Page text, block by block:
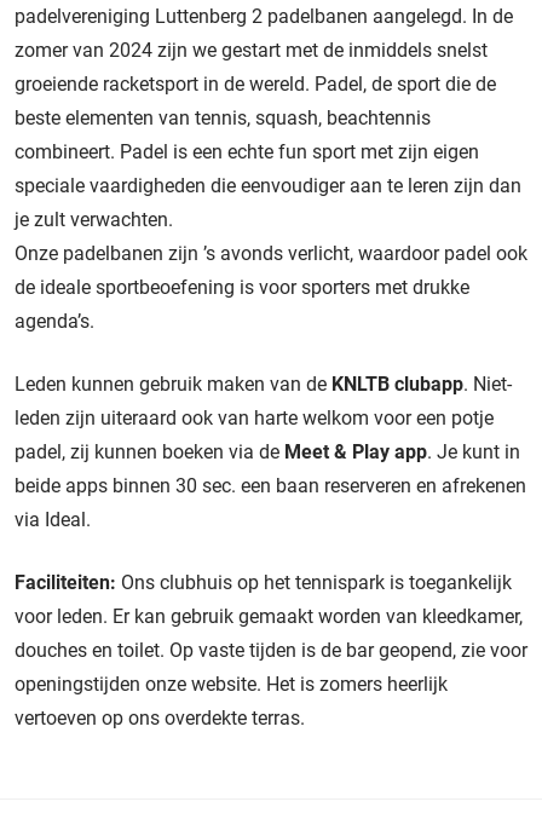
padelvereniging Luttenberg 2 padelbanen aangelegd. In de
zomer van 2024 zijn we gestart met de inmiddels snelst
groeiende racketsport in de wereld. Padel, de sport die de
beste elementen van tennis, squash, beachtennis
combineert. Padel is een echte fun sport met zijn eigen
speciale vaardigheden die eenvoudiger aan te leren zijn dan
je zult verwachten.
Onze padelbanen zijn ’s avonds verlicht, waardoor padel ook
de ideale sportbeoefening is voor sporters met drukke
agenda’s.
Leden kunnen gebruik maken van de KNLTB clubapp. Niet-
leden zijn uiteraard ook van harte welkom voor een potje
padel, zij kunnen boeken via de Meet & Play app. Je kunt in
beide apps binnen 30 sec. een baan reserveren en afrekenen
via Ideal.
Faciliteiten: Ons clubhuis op het tennispark is toegankelijk
voor leden. Er kan gebruik gemaakt worden van kleedkamer,
douches en toilet. Op vaste tijden is de bar geopend, zie voor
openingstijden onze website. Het is zomers heerlijk
vertoeven op ons overdekte terras.